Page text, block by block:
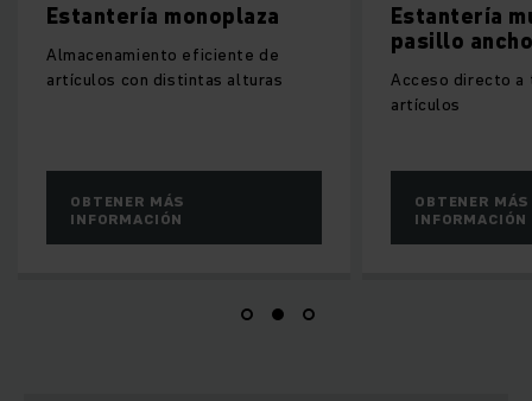
Estantería monoplaza
Almacenamiento eficiente de
artículos con distintas alturas
OBTENER MÁS
INFORMACIÓN
Estantería
pasillo
Acceso directo
artículos
OBTENER MÁS
INFORMACIÓN